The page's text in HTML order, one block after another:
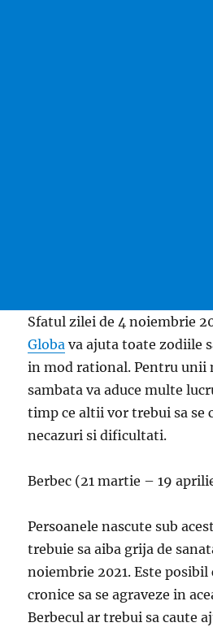
Sfatul zilei de 4 noiembrie
Globa va ajuta toate zodiile
in mod rational. Pentru unii
sambata va aduce multe
timp ce altii vor trebui sa se
necazuri si dificultati.
Berbec (21 martie – 19
Persoanele nascute sub
trebuie sa aiba grija de
noiembrie 2021. Este
cronice sa se agraveze in
Berbecul ar trebui sa caute